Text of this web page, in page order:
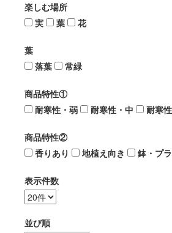
楽しむ場所
実
葉 花
葉
落葉
常緑
商品特性①
耐寒性・弱
耐寒性・中 耐寒
商品特性②
香りあり
地植え向き 鉢・プ
表示件数
並び順